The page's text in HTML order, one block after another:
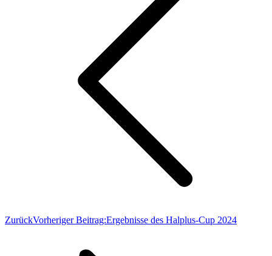
ZurückVorheriger Beitrag:Ergebnisse des Halplus-Cup 2024